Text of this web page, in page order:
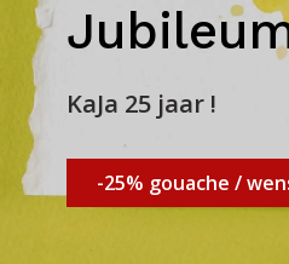
KaJa 25 jaar !
-25% gouache /